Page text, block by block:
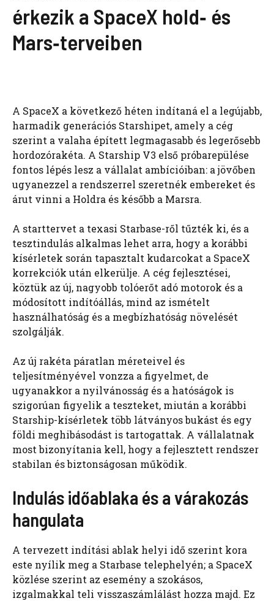
érkezik a SpaceX hold‑ és
Mars‑terveiben
A SpaceX a következő héten indítaná el a legújabb,
harmadik generációs Starshipet, amely a cég
szerint a valaha épített legmagasabb és legerősebb
hordozórakéta. A Starship V3 első próbarepülése
fontos lépés lesz a vállalat ambícióiban: a jövőben
ugyanezzel a rendszerrel szeretnék embereket és
árut vinni a Holdra és később a Marsra.
A starttervet a texasi Starbase-ről tűzték ki, és a
tesztindulás alkalmas lehet arra, hogy a korábbi
kísérletek során tapasztalt kudarcokat a SpaceX
korrekciók után elkerülje. A cég fejlesztései,
köztük az új, nagyobb tolóerőt adó motorok és a
módosított indítóállás, mind az ismételt
használhatóság és a megbízhatóság növelését
szolgálják.
Az új rakéta páratlan méreteivel és
teljesítményével vonzza a figyelmet, de
ugyanakkor a nyilvánosság és a hatóságok is
szigorúan figyelik a teszteket, miután a korábbi
Starship-kísérletek több látványos bukást és egy
földi meghibásodást is tartogattak. A vállalatnak
most bizonyítania kell, hogy a fejlesztett rendszer
stabilan és biztonságosan működik.
Indulás időablaka és a várakozás
hangulata
A tervezett indítási ablak helyi idő szerint kora
este nyílik meg a Starbase telephelyén; a SpaceX
közlése szerint az esemény a szokásos,
izgalmakkal teli visszaszámlálást hozza majd. Ez